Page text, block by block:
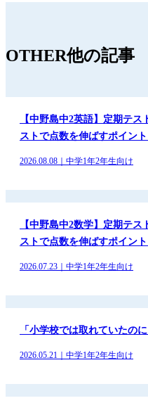
OTHER他の記事
【中野島中2英語】定期テ
ストで点数を伸ばすポイント
2026.08.08｜中学1年2年生向け
【中野島中2数学】定期テ
ストで点数を伸ばすポイント
2026.07.23｜中学1年2年生向け
「小学校では取れていた
2026.05.21｜中学1年2年生向け